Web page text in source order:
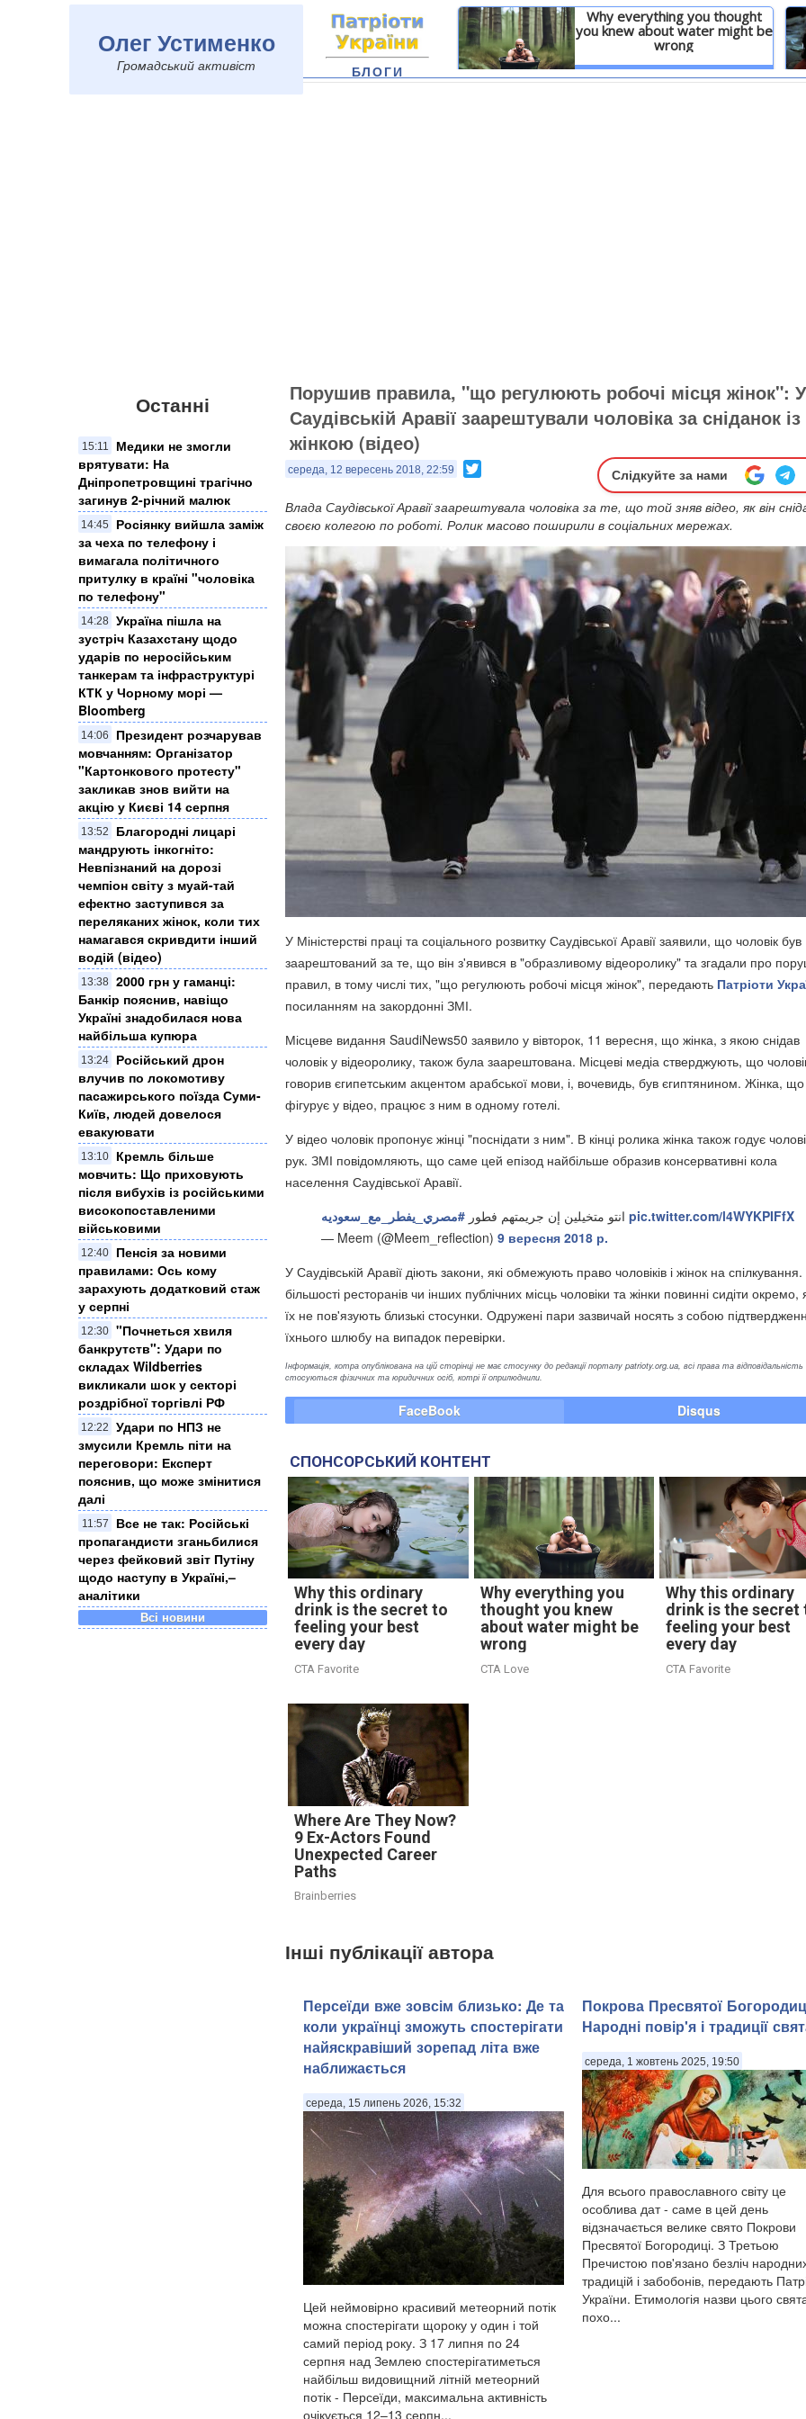
Олег Устименко
Громадський активіст
Why everything you thought
you knew about water might be
wrong
Детальніше
БЛОГИ
Останні
15:11
Медики не змогли
врятувати: На
Дніпропетровщині трагічно
загинув 2-річний малюк
14:45
Росіянку вийшла заміж
за чеха по телефону і
вимагала політичного
притулку в країні "чоловіка
по телефону"
14:28 Україна пішла на
зустріч Казахстану щодо
ударів по неросійським
танкерам та інфраструктурі
КТК у Чорному морі —
Bloomberg
14:06
Президент розчарував
мовчанням: Організатор
"Картонкового протесту"
закликав знов вийти на
акцію у Києві 14 серпня
13:52
Благородні лицарі
мандрують інкогніто:
Невпізнаний на дорозі
чемпіон світу з муай-тай
ефектно заступився за
переляканих жінок, коли тих
намагався скривдити інший
водій (відео)
13:38 2000 грн у гаманці:
Банкір пояснив, навіщо
Україні знадобилася нова
найбільша купюра
13:24
Російський дрон
влучив по локомотиву
пасажирського поїзда Суми-
Київ, людей довелося
евакуювати
13:10
Кремль більше
мовчить: Що приховують
після вибухів із російськими
високопоставленими
військовими
12:40
Пенсія за новими
правилами: Ось кому
зарахують додатковий стаж
у серпні
12:30 "Почнеться хвиля
банкрутств": Удари по
складах Wildberries
викликали шок у секторі
роздрібної торгівлі РФ
12:22
Удари по НПЗ не
змусили Кремль піти на
переговори: Експерт
пояснив, що може змінитися
далі
11:57
Все не так: Російські
пропагандисти зганьбилися
через фейковий звіт Путіну
щодо наступу в Україні,–
аналітики
Всі новини
Порушив правила, "що регулюють робочі місця жінок": У
Саудівській Аравії заарештували чоловіка за сніданок із
жінкою (відео)
середа, 12 вересень 2018, 22:59 Слідкуйте за нами
Влада Саудівської Аравії заарештувала чоловіка за те, що той зняв відео, як він
своєю колегою по роботі. Ролик масово поширили в соціальних мережах.
У Міністерстві праці та соціального розвитку Саудівської Аравії заявили, що чоловік був
заарештований за те, що він з'явився в "образливому відеоролику" та згадали про
правил, в тому числі тих, "що регулюють робочі місця жінок", передають Патріоти
посиланням на закордонні ЗМІ.
Місцеве видання SaudiNews50 заявило у вівторок, 11 вересня, що жінка, з якою снідав
чоловік у відеоролику, також була заарештована. Місцеві медіа стверджують, що
говорив єгипетським акцентом арабської мови, і, вочевидь, був єгиптянином. Жінка, що
фігурує у відео, працює з ним в одному готелі.
У відео чоловік пропонує жінці "поснідати з ним". В кінці ролика жінка також годує
рук. ЗМІ повідомляють, що саме цей епізод найбільше образив консервативні кола
населення Саудівської Аравії.
انتو متخيلين إن جريمتهم فطور #مصري_يفطر_مع_سعوديه
pic.twitter.com/l4WYKPIFfX
— Meem (@Meem_reflection) 9 вересня 2018 р.
У Саудівській Аравії діють закони, які обмежують право чоловіків і жінок на
більшості ресторанів чи інших публічних місць чоловіки та жінки повинні сидіти
їх не пов'язують близькі стосунки. Одружені пари зазвичай носять з собою
їхнього шлюбу на випадок перевірки.
Інформація, котра опублікована на цій сторінці не має стосунку до редакції порталу patrioty.org.ua, всі права та відповідальність
стосуються фізичних та юридичних осіб, котрі її оприлюднили.
FaceBook Disqus
СПОНСОРСЬКИЙ КОНТЕНТ
Why this ordinary
drink is the secret to
feeling your best
every day
CTA Favorite
Why everything you
thought you knew
about water might be
wrong
CTA Love
Why this ordinary
drink is the secret
feeling your best
every day
CTA Favorite
Where Are They Now?
9 Ex-Actors Found
Unexpected Career
Paths
Brainberries
Інші публікації автора
Персеїди вже зовсім близько: Де та
коли українці зможуть спостерігати
найяскравіший зорепад літа вже
наближається
середа, 15 липень 2026, 15:32
Цей неймовірно красивий метеорний потік
можна спостерігати щороку у один і той
самий період року. З 17 липня по 24
серпня над Землею спостерігатиметься
найбільш видовищний літній метеорний
потік - Персеїди, максимальна активність
очікується 12–13 серпн...
Покрова Пресвятої
Народні повір'я і традиції
середа, 1 жовтень 2025, 19:50
Для всього православного світу це
особлива дат - саме в цей день
відзначається велике свято Покрови
Пресвятої Богородиці. З Третьою
Пречистою пов'язано безліч
традицій і забобонів, передають
України. Етимологія назви цього
похо...